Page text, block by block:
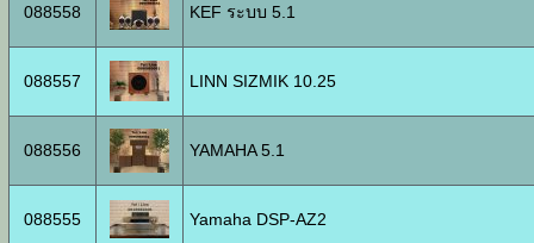
088558 KEF ระบบ 5.1
088557 LINN SIZMIK 10.25
088556 YAMAHA 5.1
088555 Yamaha DSP-AZ2